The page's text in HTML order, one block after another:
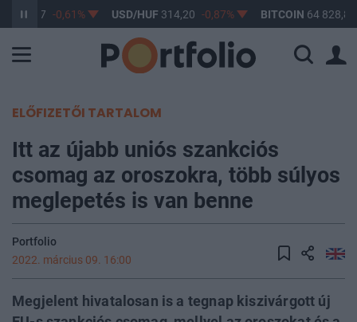
363,17 -0,61% USD/HUF 314,20 -0,87% BITCOIN 64 828,80
ELŐFIZETŐI TARTALOM
Itt az újabb uniós szankciós
csomag az oroszokra, több súlyos
meglepetés is van benne
Portfolio
2022. március 09. 16:00
Megjelent hivatalosan is a tegnap kiszivárgott új